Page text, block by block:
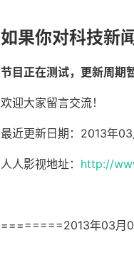
如果你对科技新
节目正在测试，更新周期
欢迎大家留言交流！
最近更新日期：2013年
人人影视地址： http://
========2013年03月